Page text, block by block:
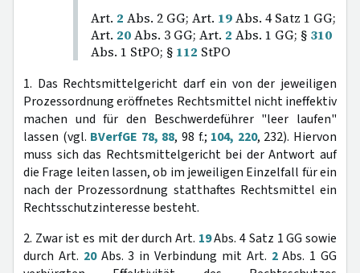
Art. 2 Abs. 2 GG; Art. 19Abs. 4 Satz 1 GG;
Art. 20Abs. 3 GG; Art. 2 Abs. 1 GG; § 310
Abs. 1 StPO; § 112 StPO
1. Das Rechtsmittelgericht darf ein von der jeweiligen
Prozessordnung eröffnetes Rechtsmittel nicht ineffektiv
machen und für den Beschwerdeführer "leer laufen"
lassen (vgl. BVerfGE 78, 88, 98 f.; 104, 220, 232). Hiervon
muss sich das Rechtsmittelgericht bei der Antwort auf
die Frage leiten lassen, ob im jeweiligen Einzelfall für ein
nach der Prozessordnung statthaftes Rechtsmittel ein
Rechtsschutzinteresse besteht.
2. Zwar ist es mit der durch Art. 19Abs. 4 Satz 1 GG sowie
durch Art. 20Abs. 3 in Verbindung mit Art. 2Abs. 1 GG